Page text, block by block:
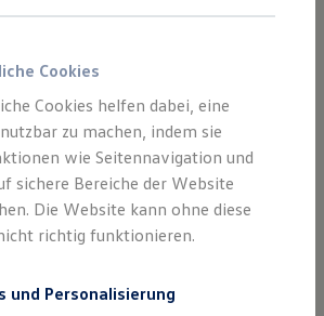
Angebote
Leasing
Leasing
ohne Anzahlung
mit Schlussrate
und Garantien
Class bei Volkswagen
GmbH & Co. KG
Cookies
Cookies helfen dabei, eine
zu machen, indem sie
wie Seitennavigation und
sichere Bereiche der Website
Die Website kann ohne diese
richtig funktionieren.
und Personalisierung